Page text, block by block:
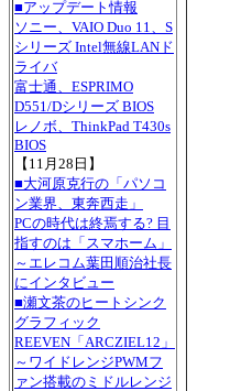
■アップデート情報
ソニー、VAIO Duo 11、S
シリーズ Intel無線LANド
ライバ
富士通、ESPRIMO
D551/Dシリーズ BIOS
レノボ、ThinkPad T430s
BIOS
【11月28日】
■大河原克行の「パソコ
ン業界、東奔西走」
PCの時代は終焉する? 目
指すのは「スマホーム」
～エレコム葉田順治社長
にインタビュー
■瀬文茶のヒートシンク
グラフィック
REEVEN「ARCZIEL12」
～ワイドレンジPWMフ
ァン搭載のミドルレンジ